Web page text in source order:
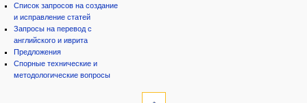
Список запросов на создание
и исправление статей
Запросы на перевод с
английского и иврита
Предложения
Спорные технические и
методологические вопросы